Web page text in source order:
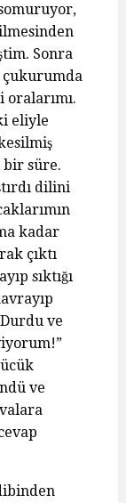
Sonra
çukurumda
eliyle
bir süre.
dilini
kadar
çıktı
sıktığı
ve
ve